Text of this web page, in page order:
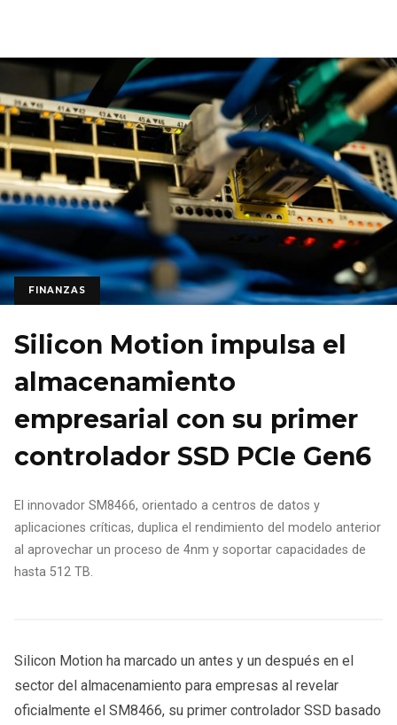
FINANZAS
Silicon Motion impulsa el
almacenamiento
empresarial con su primer
controlador SSD PCIe Gen6
El innovador SM8466, orientado a centros de datos y
aplicaciones críticas, duplica el rendimiento del modelo anterior
al aprovechar un proceso de 4nm y soportar capacidades de
hasta 512 TB.
Silicon Motion ha marcado un antes y un después en el
sector del almacenamiento para empresas al revelar
oficialmente el SM8466, su primer controlador SSD basado